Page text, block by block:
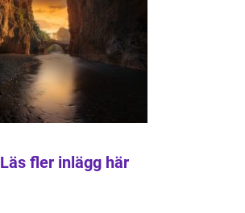
Läs fler inlägg här